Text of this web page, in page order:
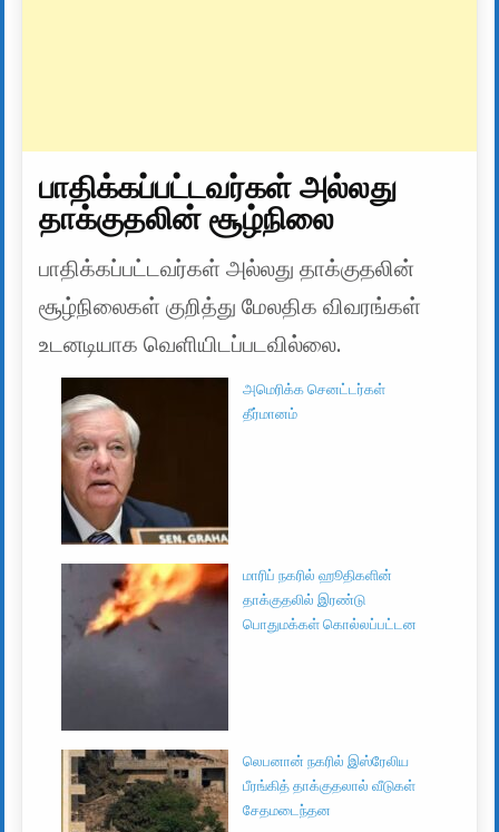
பாதிக்கப்பட்டவர்கள் அல்லது
தாக்குதலின் சூழ்நிலை
பாதிக்கப்பட்டவர்கள் அல்லது தாக்குதலின்
சூழ்நிலைகள் குறித்து மேலதிக விவரங்கள்
உடனடியாக வெளியிடப்படவில்லை.
அமெரிக்க செனட்டர்கள்
தீர்மானம்
மாரிப் நகரில் ஹூதிகளின்
தாக்குதலில் இரண்டு
பொதுமக்கள் கொல்லப்பட்டன
லெபனான் நகரில் இஸ்ரேலிய
பீரங்கித் தாக்குதலால் வீடுகள்
சேதமடைந்தன